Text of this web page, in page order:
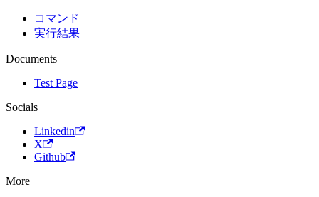
コマンド
実行結果
Documents
Test Page
Socials
Linkedin
X
Github
More